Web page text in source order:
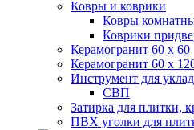
Ковры и коврики
Ковры
Коврики
Керамогранит 60 х 60
Керамогранит 60 х
Инструмент для
СВП
Затирка для плитки,
ПВХ уголки для